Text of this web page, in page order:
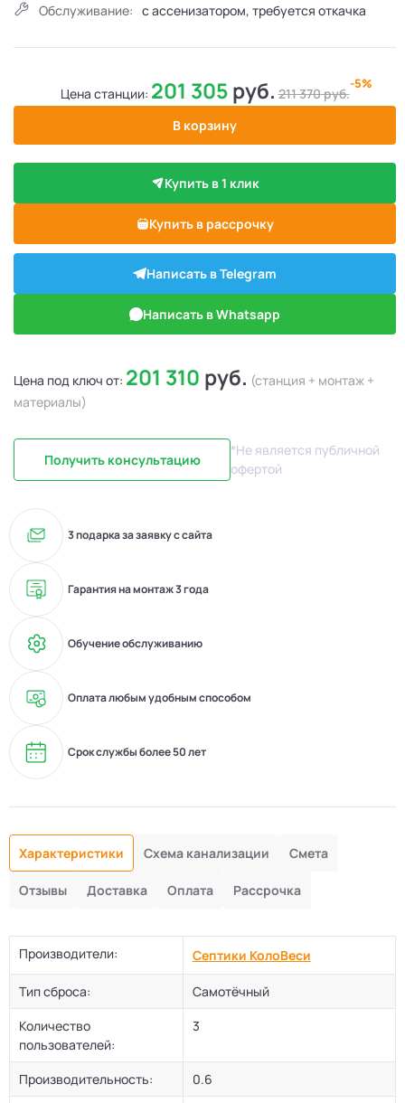
Обслуживание: с ассенизатором, требуется откачка
Цена станции: 201 305руб. 211 370руб.
-5%
В корзину
Купить в 1 клик
Купить в рассрочку
Написать в Telegram
Написать в Whatsapp
Цена под ключ от: 201 310 руб. (станция + монтаж +
материалы)
Получить консультацию
*Не является публичной
офертой
3 подарка за заявку с сайта
Гарантия на монтаж 3 года
Обучение обслуживанию
Оплата любым удобным способом
Срок службы более 50 лет
Характеристики Схема канализации Смета
Отзывы Доставка Оплата Рассрочка
Производители: Септики КолоВеси
Тип сброса:
Самотёчный
Количество
пользователей:
3
Производительность:
0.6